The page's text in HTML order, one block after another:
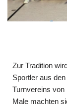
Zur Tradition
Sportler aus
Turnvereins
Male machten